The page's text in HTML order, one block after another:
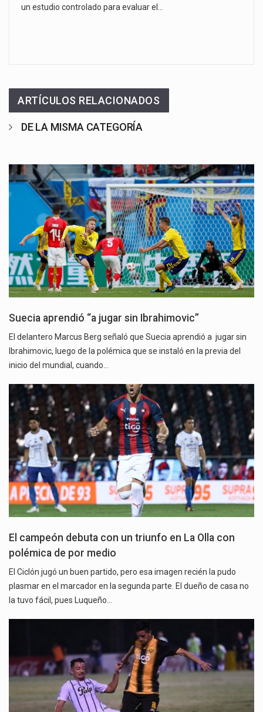
un estudio controlado para evaluar el…
ARTÍCULOS RELACIONADOS
DE LA MISMA CATEGORÍA
Suecia aprendió “a jugar sin Ibrahimovic”
El delantero Marcus Berg señaló que Suecia aprendió a jugar sin
Ibrahimovic, luego de la polémica que se instaló en la previa del
inicio del mundial, cuando…
El campeón debuta con un triunfo en La Olla con
polémica de por medio
El Ciclón jugó un buen partido, pero esa imagen recién la pudo
plasmar en el marcador en la segunda parte. El dueño de casa no
la tuvo fácil, pues Luqueño…